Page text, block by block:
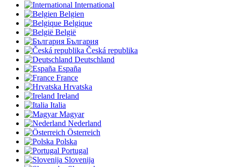
International
Belgien
Belgique
België
България
Česká republika
Deutschland
España
France
Hrvatska
Ireland
Italia
Magyar
Nederland
Österreich
Polska
Portugal
Slovenija